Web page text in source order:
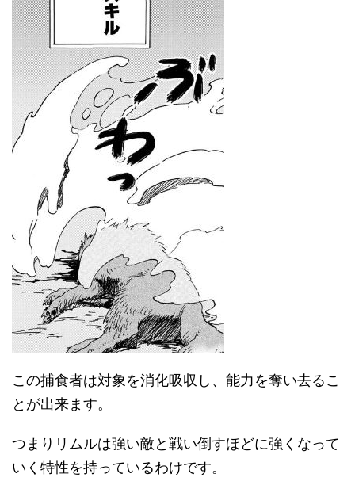
この捕食者は対象を消化吸収し、能力を奪い去るこ
とが出来ます。
つまりリムルは強い敵と戦い倒すほどに強くなって
いく特性を持っているわけです。